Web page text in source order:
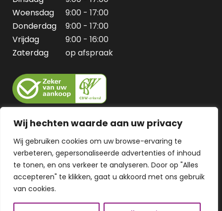
Wij hechten waarde aan uw privacy
Wij gebruiken cookies om uw browse-ervaring te
verbeteren, gepersonaliseerde advertenties of inhoud
te tonen, en ons verkeer te analyseren. Door op "Alles
accepteren" te klikken, gaat u akkoord met ons gebruik
van cookies.
Woensdag
9:00 - 17:00
Donderdag
9:00 - 17:00
Vrijdag
9:00 - 16:00
Zaterdag
op afspraak